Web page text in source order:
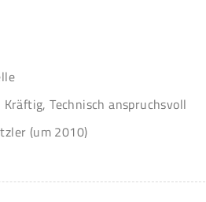
Technisch anspruchsvoll
(um 2010)